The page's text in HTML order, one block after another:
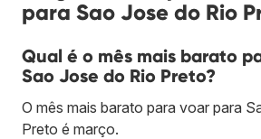
para Sao Jose do Rio
Qual é o mês mais barato
Sao Jose do Rio Preto?
O mês mais barato para voar para
Preto é março.